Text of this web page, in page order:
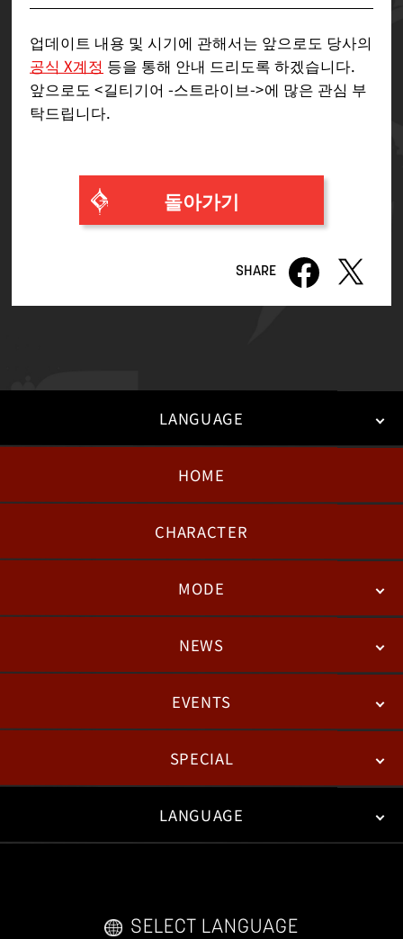
업데이트 내용 및 시기에 관해서는 앞으로도 당사의
공식 X계정 등을 통해 안내 드리도록 하겠습니다.
앞으로도 <길티기어 -스트라이브->에 많은 관심 부
탁드립니다.
돌아가기
LANGUAGE
English
HOME
CHARACTER
MODE
BATTLENEWS
패치노트
EVENTS
ESPORTS
SPECIAL
WEB COMICS
LANGUAGE
SELECT LANGUAGE